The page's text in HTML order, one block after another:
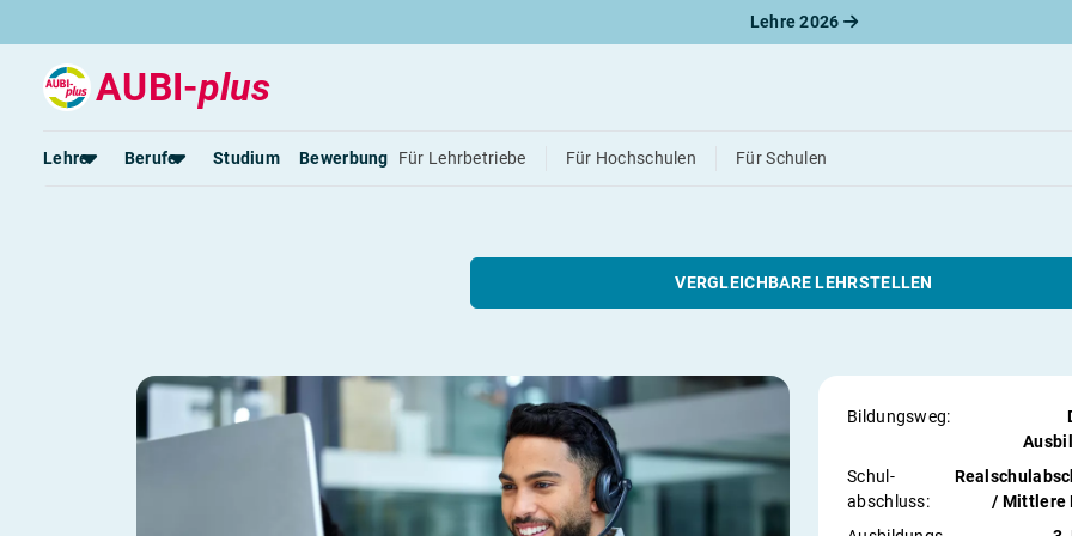
Lehre 2026
AUBI-plus
Lehre Berufe
Alle Lehrberufe
Studium Bewerbung Für Lehrbetriebe Für Hochschulen Für Schulen
Kaufmann / Kauffrau für
VERGLEICHBARE LEHRSTELLEN
Bildungsweg:
Schul­
abschluss:
/ Mittlere